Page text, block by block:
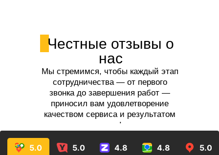
Честные отзывы о
нас
Мы стремимся, чтобы каждый этап
сотрудничества — от первого
звонка до завершения работ —
приносил вам удовлетворение
качеством сервиса и результатом
услуг!
5.0 5.0 4.8 4.8 5.0